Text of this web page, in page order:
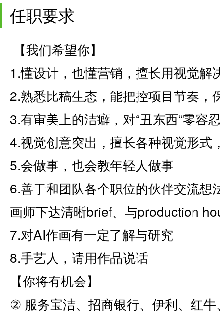
任职要求
【我们希望你】
1.懂设计，也懂营销，擅长用视觉解
2.熟悉比稿生态，能把控项目节奏，
3.有审美上的洁癖，对“丑东西“零容
4.视觉创意突出，擅长各种视觉形式
5.会做事，也会教年轻人做事
6.善于和团队各个职位的伙伴交流想
画师下达清晰brief、与production
7.对AI作画有一定了解与研究
8.手艺人，请用作品说话
【你将有机会】
② 服务宝洁、招商银行、伊利、红